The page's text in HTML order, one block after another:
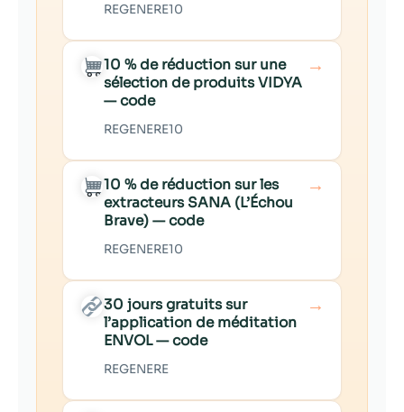
REGENERE10
10 % de réduction sur une
sélection de produits VIDYA
— code
REGENERE10
→
10 % de réduction sur les
extracteurs SANA (L’Échou
Brave) — code
REGENERE10
→
30 jours gratuits sur
l’application de méditation
ENVOL — code
REGENERE
→